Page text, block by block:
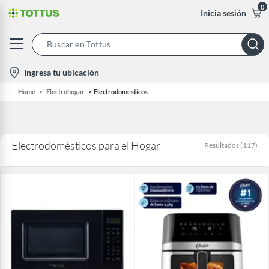
Inicia sesión
0
Bar
location-
icon
Ingresa tu ubicación
Home Electrohogar Electrodomesticos
Electrodomésticos para el Hogar Resultados (117)